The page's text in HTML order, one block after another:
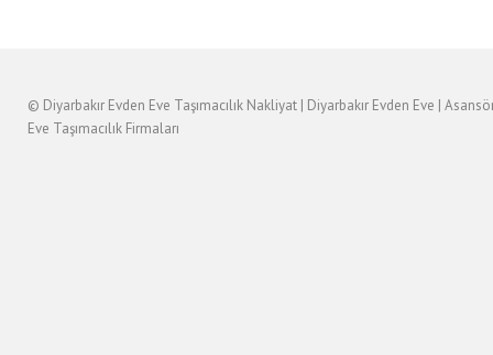
© Diyarbakır Evden Eve Taşımacılık Nakliyat | Diyarbakır Evden Eve |
Eve Taşımacılık Firmaları